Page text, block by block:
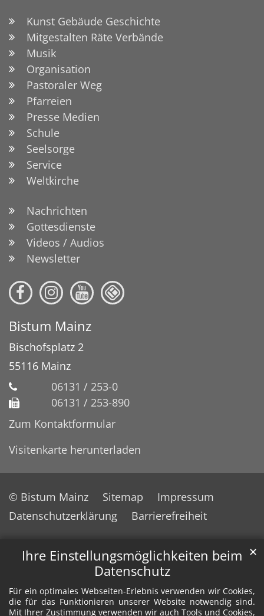
Ihre Einstellungsmöglichkeiten beim
Datenschutz
Für ein optimales Webseiten-Erlebnis verwenden wir Cookies,
die für das Funktionieren unserer Website notwendig sind.
Mit Ihrer Zustimmung verwenden wir auch Tools und Cookies,
✕
Kunst Gebäude Geschichte
Mitgestalten Räte Verbände
Musik
Organisation
Pastoraler Weg
Pfarreien
Presse Medien
Schule
Seelsorge
Service
Weltkirche
Nachrichten
Gottesdienste
Videos / Audios
Newsletter
Bistum Mainz
Bischofsplatz 2
55116 Mainz
06131 / 253-0
06131 / 253-890
Zum Kontaktformular
Visitenkarte herunterladen
© Bistum Mainz Sitemap
Impressum
Datenschutzerklärung
Barrierefreiheit